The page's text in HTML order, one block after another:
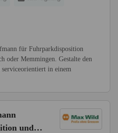
für Fuhrparkdisposition
oder Memmingen. Gestalte den
in einem
und